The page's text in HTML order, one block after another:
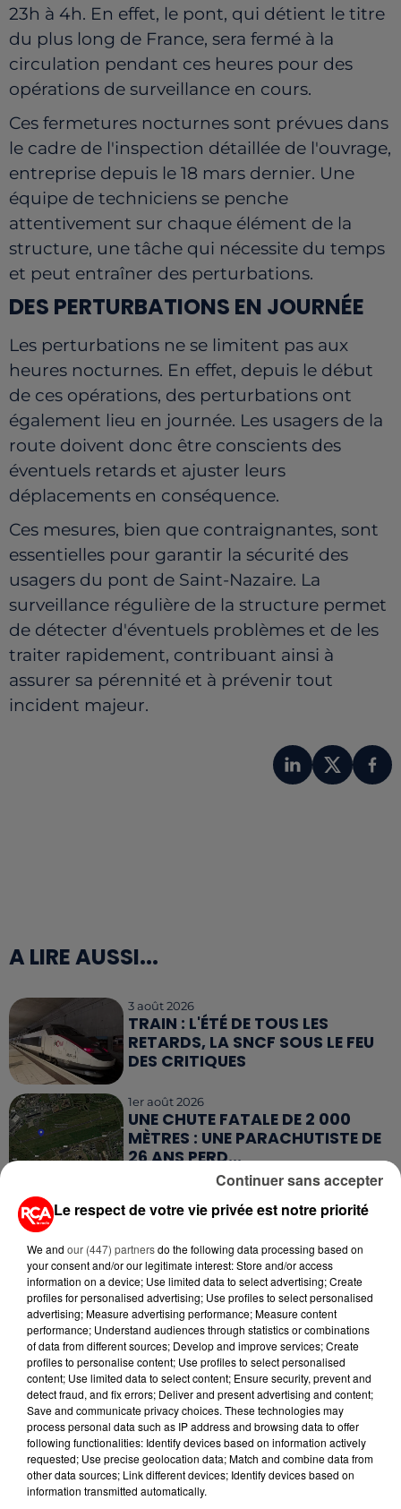
23h à 4h. En effet, le pont, qui détient le titre
du plus long de France, sera fermé à la
circulation pendant ces heures pour des
opérations de surveillance en cours.
Ces fermetures nocturnes sont prévues dans
le cadre de l'inspection détaillée de l'ouvrage,
entreprise depuis le 18 mars dernier. Une
équipe de techniciens se penche
attentivement sur chaque élément de la
structure, une tâche qui nécessite du temps
et peut entraîner des perturbations.
DES PERTURBATIONS EN JOURNÉE
Les perturbations ne se limitent pas aux
heures nocturnes. En effet, depuis le début
de ces opérations, des perturbations ont
également lieu en journée. Les usagers de la
route doivent donc être conscients des
éventuels retards et ajuster leurs
déplacements en conséquence.
Ces mesures, bien que contraignantes, sont
essentielles pour garantir la sécurité des
usagers du pont de Saint-Nazaire. La
surveillance régulière de la structure permet
de détecter d'éventuels problèmes et de les
traiter rapidement, contribuant ainsi à
assurer sa pérennité et à prévenir tout
incident majeur.
A LIRE AUSSI...
3 août 2026
TRAIN : L'ÉTÉ DE TOUS LES
RETARDS, LA SNCF SOUS LE FEU
DES CRITIQUES
1er août 2026
UNE CHUTE FATALE DE 2 000
MÈTRES : UNE PARACHUTISTE DE
26 ANS PERD...
DE VANNES À NANTES, LE FUTUR
PREND SON ENVOL
17 juillet 2026
CLIMAT : LES ÉMISSIONS DE GAZ
À EFFET DE SERRE ONT
NETTEMENT BAISSÉ...
15 juillet 2026
GRANDES MARÉES DE L'ÉTÉ :
SIFFLETS, CIRÉS JAUNES ET
BALISES,...
13 juillet 2026
CANICULE ET SÉCHERESSE : LES
Le respect de votre vie privée est notre priorité
We and our (447) partnersdo the following data processing based on
your consent and/or our legitimate interest: Store and/or access
information on a device; Use limited data to select advertising; Create
profiles for personalised advertising; Use profiles to select personalised
advertising; Measure advertising performance; Measure content
performance; Understand audiences through statistics or combinations
of data from different sources; Develop and improve services; Create
profiles to personalise content; Use profiles to select personalised
content; Use limited data to select content; Ensure security, prevent and
detect fraud, and fix errors; Deliver and present advertising and content;
Save and communicate privacy choices. These technologies may
process personal data such as IP address and browsing data to offer
following functionalities: Identify devices based on information actively
requested; Use precise geolocation data; Match and combine data from
other data sources; Link different devices; Identify devices based on
information transmitted automatically.
Continuer sans accepter